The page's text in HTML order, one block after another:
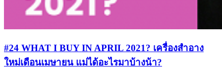
#24 WHAT I BUY IN APRIL 2021? เครื่องสำอาง
ใหม่เดือนเมษายน แม่ได้อะไรมาบ้างน้า?